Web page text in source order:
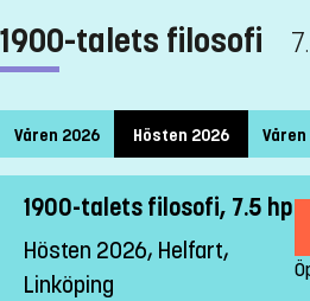
1900-talets filosofi
Våren 2026 Hösten 2026 Våren
1900-talets filosofi, 7.5 hp
Hösten 2026, Helfart,
Linköping